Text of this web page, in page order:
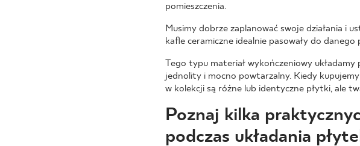
pomieszczenia.
Musimy dobrze zaplanować swoje działania i
kafle ceramiczne idealnie pasowały do danego
Tego typu materiał wykończeniowy
jednolity i mocno powtarzalny. Kiedy
w kolekcji są różne lub identyczne płytki, ale
Poznaj kilka
podczas układania